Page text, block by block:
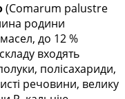
(Comarum palustre
родини
до 12 %
входять
полісахариди,
речовини, велику